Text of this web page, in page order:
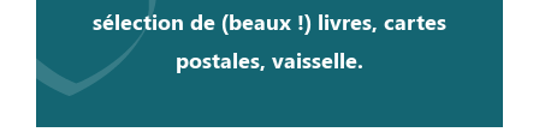
sélection de (beaux !) livres, cartes
postales, vaisselle.